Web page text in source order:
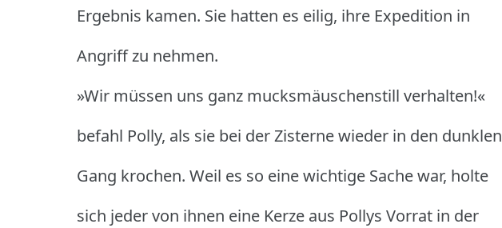
Ergebnis kamen. Sie hatten es eilig, ihre Expedition in
Angriff zu nehmen.
»Wir müssen uns ganz mucksmäuschenstill verhalten!«
befahl Polly, als sie bei der Zisterne wieder in den dunklen
Gang krochen. Weil es so eine wichtige Sache war, holte
sich jeder von ihnen eine Kerze aus Pollys Vorrat in der